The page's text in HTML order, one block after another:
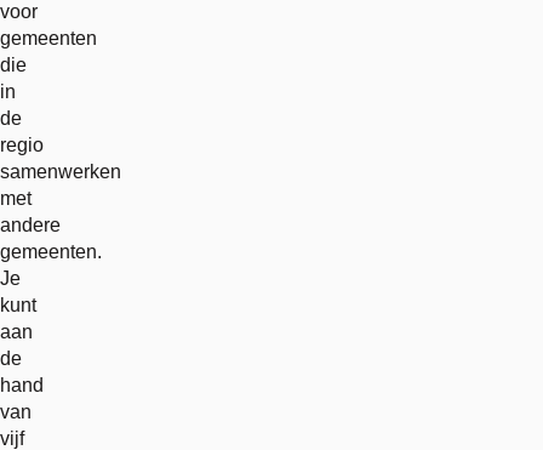
voor
gemeenten
die
in
de
regio
samenwerken
met
andere
gemeenten.
Je
kunt
aan
de
hand
van
vijf